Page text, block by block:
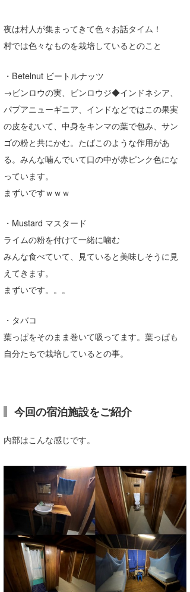
夜は村人が集まってきて色々お話タイム！
村では色々なものを栽培しているとのこと
・Betelnut ビートルナッツ
→ビンロウの実、ビンロウジ◆インドネシア、
パプアニューギニア、インドなどではこの果実
の皮をむいて、中身をキンマの葉で包み、サン
ゴの粉と共にかむ。たばこのような作用があ
る。みんな噛んでいて口の中が赤ピンク色にな
っています。
まずいですｗｗｗ
・Mustard マスタード
ライムの粉を付けて一緒に噛む
みんな食べていて、見ていると美味しそうに見
えてきます。
まずいです。。。
・タバコ
葉っぱをそのまま巻いて吸ってます。葉っぱも
自分たちで栽培しているとの事。
今回の宿泊施設をご紹介
内部はこんな感じです。